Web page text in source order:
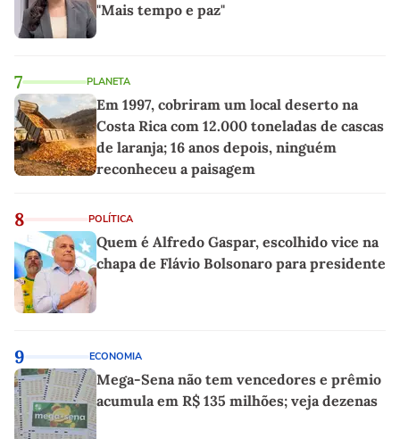
"Mais tempo e paz"
7 PLANETA
Em 1997, cobriram um local deserto na
Costa Rica com 12.000 toneladas de cascas
de laranja; 16 anos depois, ninguém
reconheceu a paisagem
8 POLÍTICA
Quem é Alfredo Gaspar, escolhido vice na
chapa de Flávio Bolsonaro para presidente
9 ECONOMIA
Mega-Sena não tem vencedores e prêmio
acumula em R$ 135 milhões; veja dezenas